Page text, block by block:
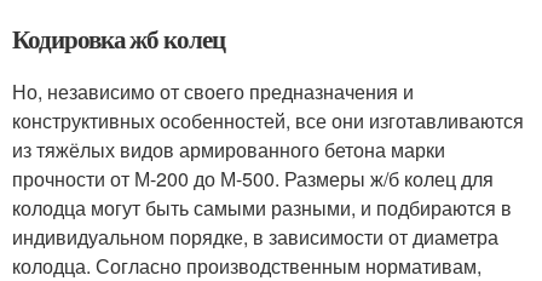
Кодировка жб колец
Но, независимо от своего предназначения и
конструктивных особенностей, все они изготавливаются
из тяжёлых видов армированного бетона марки
прочности от М-200 до М-500. Размеры ж/б колец для
колодца могут быть самыми разными, и подбираются в
индивидуальном порядке, в зависимости от диаметра
колодца. Согласно производственным нормативам,